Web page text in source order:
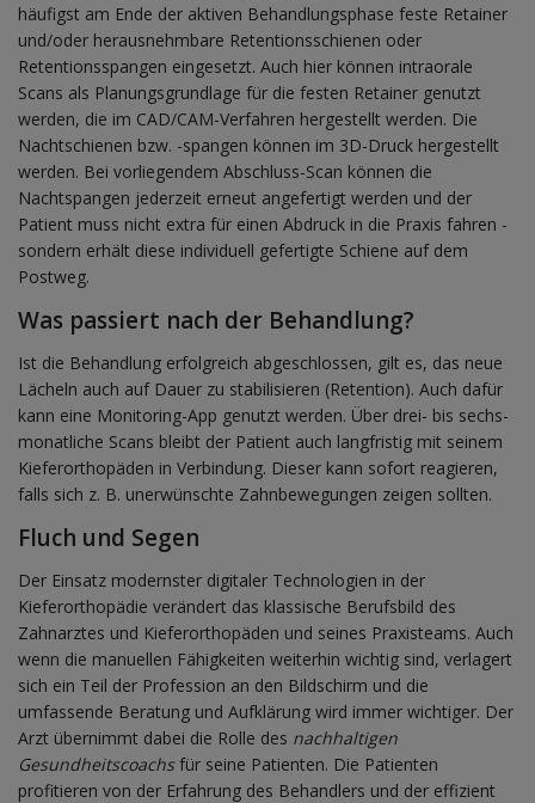
häufigst am Ende der aktiven Behandlungsphase feste Retainer
und/oder herausnehmbare Retentionsschienen oder
Retentionsspangen eingesetzt. Auch hier können intraorale
Scans als Planungsgrundlage für die festen Retainer genutzt
werden, die im CAD/CAM-Verfahren hergestellt werden. Die
Nachtschienen bzw. -spangen können im 3D-Druck hergestellt
werden. Bei vorliegendem Abschluss-Scan können die
Nachtspangen jederzeit erneut angefertigt werden und der
Patient muss nicht extra für einen Abdruck in die Praxis fahren -
sondern erhält diese individuell gefertigte Schiene auf dem
Postweg.
Was passiert nach der Behandlung?
Ist die Behandlung erfolgreich abgeschlossen, gilt es, das neue
Lächeln auch auf Dauer zu stabilisieren (Retention). Auch dafür
kann eine Monitoring-App genutzt werden. Über drei- bis sechs-
monatliche Scans bleibt der Patient auch langfristig mit seinem
Kieferorthopäden in Verbindung. Dieser kann sofort reagieren,
falls sich z. B. unerwünschte Zahnbewegungen zeigen sollten.
Fluch und Segen
Der Einsatz modernster digitaler Technologien in der
Kieferorthopädie verändert das klassische Berufsbild des
Zahnarztes und Kieferorthopäden und seines Praxisteams. Auch
wenn die manuellen Fähigkeiten weiterhin wichtig sind, verlagert
sich ein Teil der Profession an den Bildschirm und die
umfassende Beratung und Aufklärung wird immer wichtiger. Der
Arzt übernimmt dabei die Rolle des nachhaltigen
Gesundheitscoachsfür seine Patienten. Die Patienten
profitieren von der Erfahrung des Behandlers und der effizient